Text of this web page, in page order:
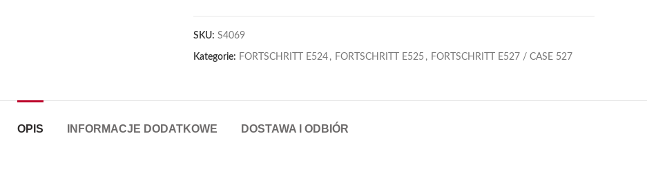
SKU: S4069
Kategorie: FORTSCHRITT E524 , FORTSCHRITT E525 , FORTSCHRITT E527 / CASE 527
OPIS INFORMACJE DODATKOWE DOSTAWA I ODBIÓR